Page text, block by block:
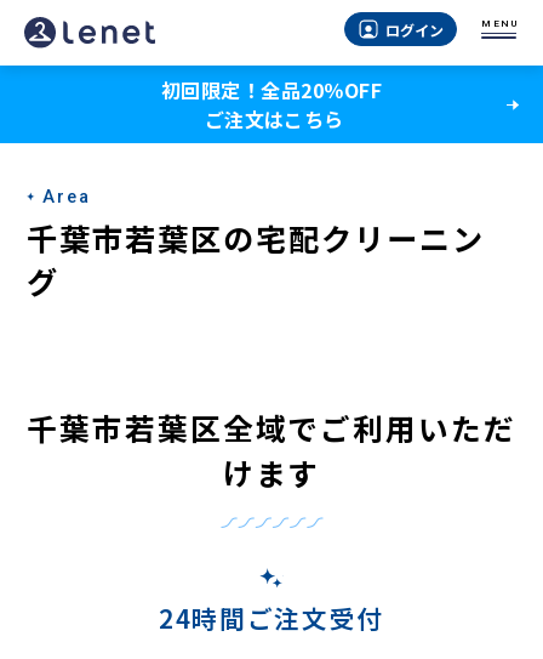
千
葉
若
葉
区
の
ク
ログイン MENU
初回限定！全品20％OFF
ご注文はこちら
Area
千葉市若葉区の宅配クリーニン
グ
千葉市若葉区全域でご利用いただ
けます
24時間ご注文受付